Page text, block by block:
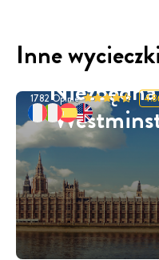
Inne
1782 Opinie